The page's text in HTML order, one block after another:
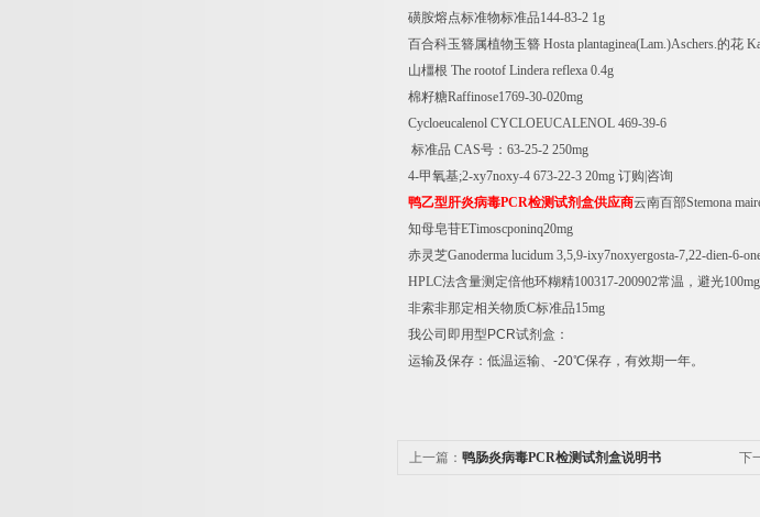
磺胺熔点标准物标准品144-83-2 1g
百合科玉簪属植物玉簪 Hosta plantaginea(Lam.)Aschers.的花
山橿根 The rootof Lindera reflexa 0.4g
棉籽糖Raffinose1769-30-020mg
Cycloeucalenol CYCLOEUCALENOL 469-39-6
标准品 CAS号： 63-25-2 250mg
4-甲氧基;2-xy7noxy-4 673-22-3 20mg 订购 咨询
鸭乙型肝炎病毒PCR检测试剂盒供应商云南百部Stemona
知母皂苷ETimoscponinq20mg
赤灵芝Ganoderma lucidum 3,5,9-ixy7noxyergosta-7,22-dien-6-
HPLC法含量测定倍他环糊精100317-200902常温，避光100mg
非索非那定相关物质C标准品15mg
我公司即用型 PCR试剂盒：
运输及保存：低温运输、 -20℃保存，有效期一年。
上一篇： 鸭肠炎病毒PCR检测试剂盒说明书 下